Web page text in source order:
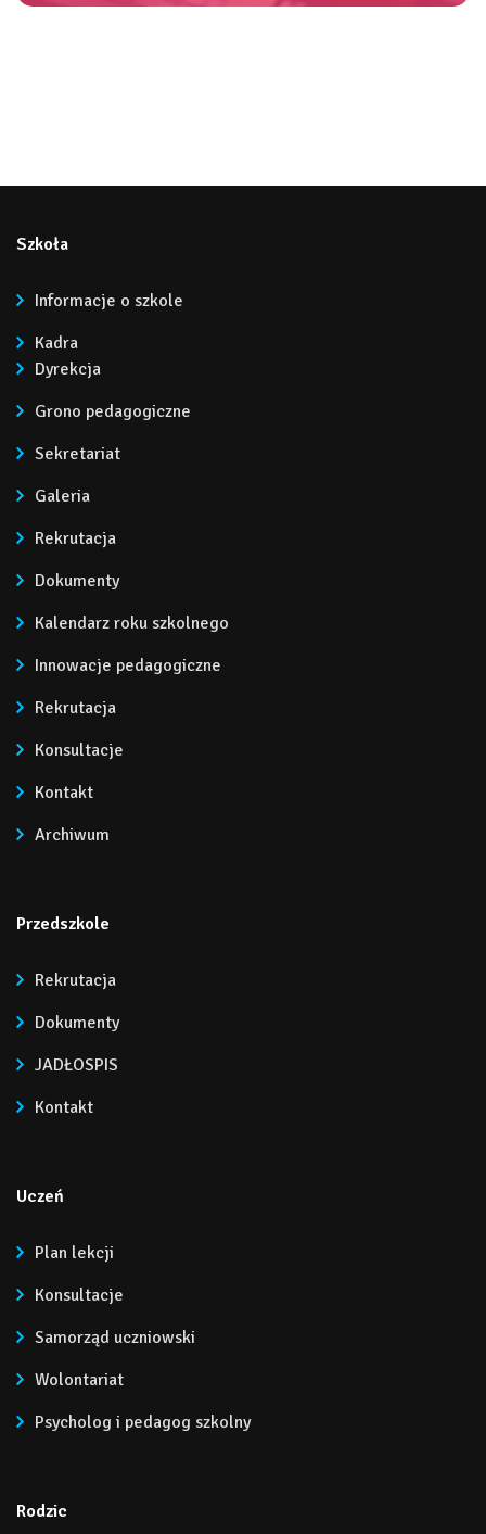
Szkoła
Informacje o szkole
Kadra
Dyrekcja
Grono pedagogiczne
Sekretariat
Galeria
Rekrutacja
Dokumenty
Kalendarz roku szkolnego
Innowacje pedagogiczne
Rekrutacja
Konsultacje
Kontakt
Archiwum
Przedszkole
Rekrutacja
Dokumenty
JADŁOSPIS
Kontakt
Uczeń
Plan lekcji
Konsultacje
Samorząd uczniowski
Wolontariat
Psycholog i pedagog szkolny
Rodzic